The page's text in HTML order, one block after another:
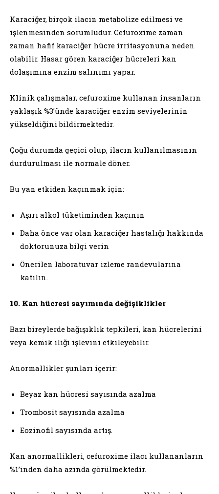
Karaciğer, birçok ilacın metabolize edilmesi ve
işlenmesinden sorumludur. Cefuroxime zaman
zaman hafif karaciğer hücre irritasyonuna neden
olabilir. Hasar gören karaciğer hücreleri kan
dolaşımına enzim salınımı yapar.
Klinik çalışmalar, cefuroxime kullanan insanların
yaklaşık %3’ünde karaciğer enzim seviyelerinin
yükseldiğini bildirmektedir.
Çoğu durumda geçici olup, ilacın kullanılmasının
durdurulması ile normale döner.
Bu yan etkiden kaçınmak için:
Aşırı alkol tüketiminden kaçının
Daha önce var olan karaciğer hastalığı hakkında
doktorunuza bilgi verin
Önerilen laboratuvar izleme randevularına
katılın.
10. Kan hücresi sayımında değişiklikler
Bazı bireylerde bağışıklık tepkileri, kan hücrelerini
veya kemik iliği işlevini etkileyebilir.
Anormallikler şunları içerir:
Beyaz kan hücresi sayısında azalma
Trombosit sayısında azalma
Eozinofil sayısında artış.
Kan anormallikleri, cefuroxime ilacı kullananların
%1’inden daha azında görülmektedir.